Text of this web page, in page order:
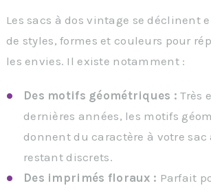
Les sacs à dos vintage se déclinent
de styles, formes et couleurs pour
les envies. Il existe notamment :
Des motifs géométriques : Très
dernières années, les motifs
donnent du caractère à votre sac
restant discrets.
Des imprimés floraux : Parfait